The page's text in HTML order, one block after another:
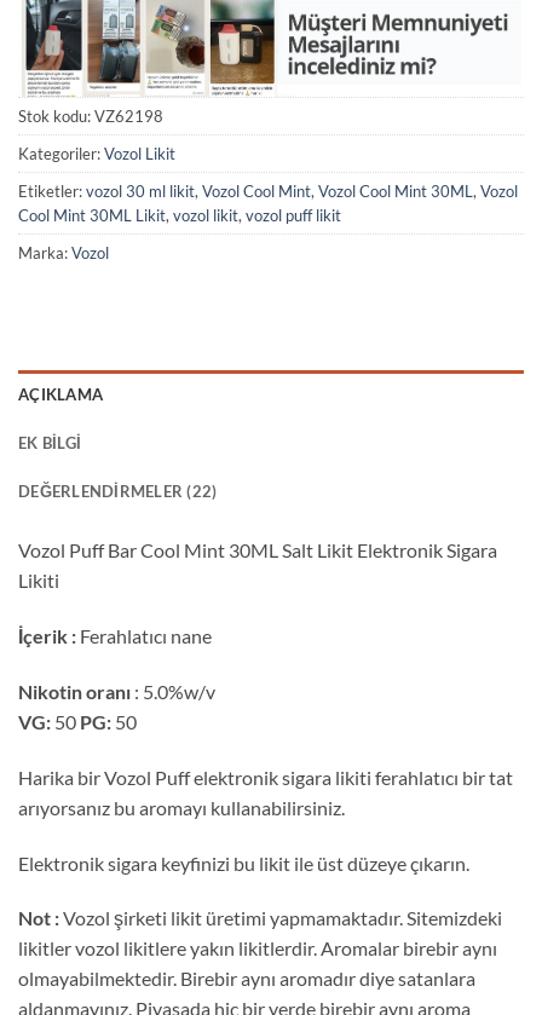
Stok kodu:VZ62198
Kategoriler:Vozol Likit
Etiketler:vozol 30 ml likit, Vozol Cool Mint, Vozol Cool Mint 30ML , Vozol
Cool Mint 30ML Likit, vozol likit, vozol puff likit
Marka:Vozol
AÇIKLAMA
EK BILGI
DEĞERLENDIRMELER (22)
Vozol Puff Bar Cool Mint 30ML Salt Likit Elektronik Sigara
Likiti
İçerik : Ferahlatıcı nane
Nikotin oranı : 5.0%w/v
VG: 50 PG: 50
Harika bir Vozol Puff elektronik sigara likiti ferahlatıcı bir tat
arıyorsanız bu aromayı kullanabilirsiniz.
Elektronik sigara keyfinizi bu likit ile üst düzeye çıkarın.
Not :Vozol şirketi likit üretimi yapmamaktadır. Sitemizdeki
likitler vozol likitlere yakın likitlerdir. Aromalar birebir aynı
olmayabilmektedir. Birebir aynı aromadır diye satanlara
aldanmayınız. Piyasada hiç bir yerde birebir aynı aroma